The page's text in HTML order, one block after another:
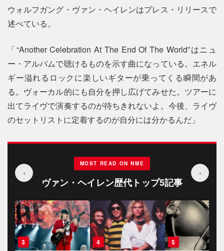
ウォルフガング・ヴァン・ヘイレンはプレス・リリースで
述べている。
「“Another Celebration At The End Of The World”はニュ
ー・アルバムで聴けるものを示す曲になっている。エネル
ギー溢れるロックに楽しいギターが乗ってくる瞬間があ
る。ヴォーカル的にも自分を押し広げてみせた。ツアーに
出てライヴで演奏するのが待ちきれないよ。今後、ライヴ
のセットリストに定着するのが自分には分かるんだ」
‹
MOST READ ON NME
ヴァン・ヘイレン歴代トップ5記事
›
3 4 5